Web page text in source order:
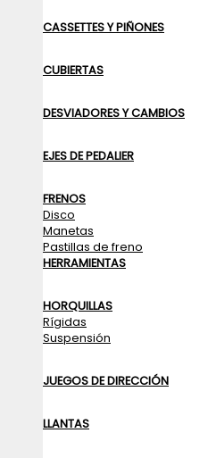
CASSETTES Y PIÑONES
CUBIERTAS
DESVIADORES Y CAMBIOS
EJES DE PEDALIER
FRENOS
Disco
Manetas
Pastillas de freno
HERRAMIENTAS
HORQUILLAS
Rígidas
Suspensión
JUEGOS DE DIRECCIÓN
LLANTAS